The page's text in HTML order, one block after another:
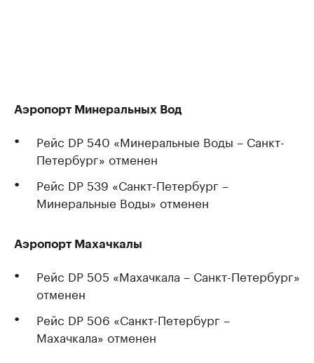
Аэропорт Минеральных Вод
Рейс DP 540 «Минеральные Воды – Санкт-
Петербург» отменен
Рейс DP 539 «Санкт-Петербург –
Минеральные Воды» отменен
Аэропорт Махачкалы
Рейс DP 505 «Махачкала – Санкт-Петербург»
отменен
Рейс DP 506 «Санкт-Петербург –
Махачкала» отменен